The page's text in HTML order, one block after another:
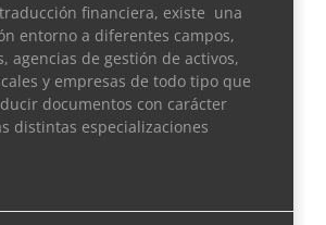
financiera, existe una
entorno a diferentes campos,
agencias de gestión de activos,
y empresas de todo tipo que
documentos con carácter
distintas especializaciones